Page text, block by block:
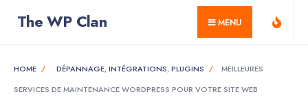
The WP Clan MENU
HOME DÉPANNAGE,INTÉGRATIONS,PLUGINS
MEILLEURES
SERVICES DE MAINTENANCE WORDPRESS POUR VOTRE SITE WEB